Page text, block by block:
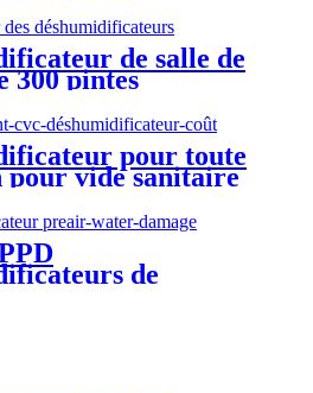
de salle de
300 pintes
pour toute
pour vide sanitaire
de